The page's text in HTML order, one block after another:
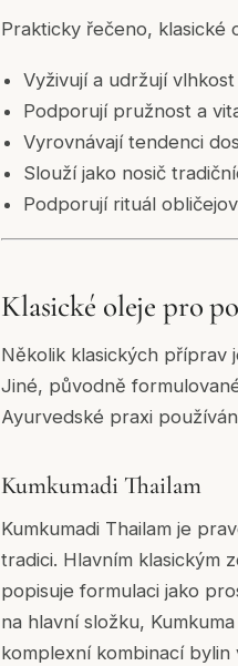
Prakticky řečeno, klasické
Vyživují a udržují
Podporují pružnost a
Vyrovnávají tendenci
Slouží jako nosič
Podporují rituál
Klasické oleje pro
Několik klasických příprav
Jiné, původně
Ayurvedské praxi
Kumkumadi Thailam
Kumkumadi Thailam je
tradici. Hlavním klasickým
popisuje formulaci jako
na hlavní složku,
komplexní kombinací bylin